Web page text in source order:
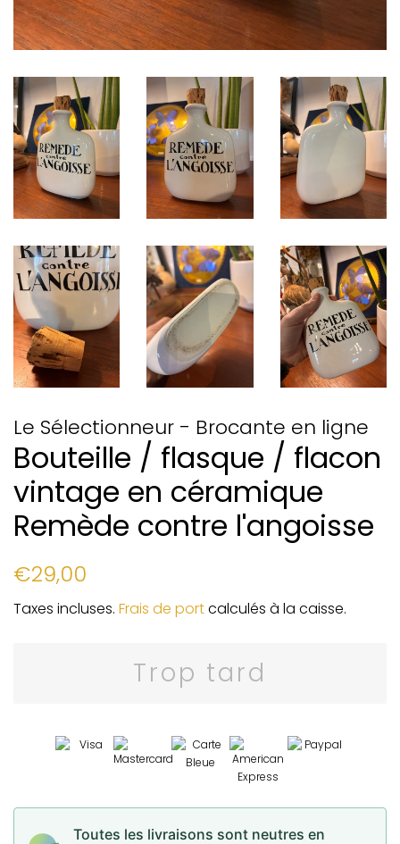
Le Sélectionneur - Brocante en ligne
Bouteille / flasque / flacon
vintage en céramique
Remède contre l'angoisse
Prix
€29,00
Taxes incluses. Frais de portcalculés à la caisse.
Trop tard
Toutes les livraisons sont neutres en